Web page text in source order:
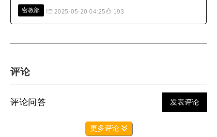
鸿胪卿肃国公食邑三千户赐紫赠司空諡大鉴正号大广智大
身阿閦佛。南谟福德庄严聚身宝..
密教部 2025-05-20 04:25 193
评论
评论问答 发表评论
更多评论